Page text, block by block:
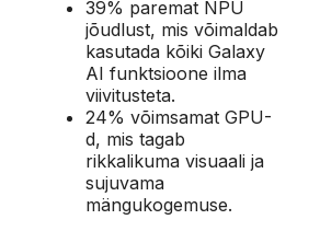
39% paremat NPU
jõudlust, mis võimaldab
kasutada kõiki Galaxy
AI funktsioone ilma
viivitusteta.
24% võimsamat GPU-
d, mis tagab
rikkalikuma visuaali ja
sujuvama
mängukogemuse.